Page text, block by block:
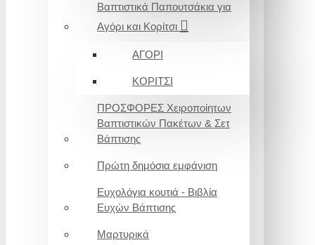
Βαπτιστικά Παπουτσάκια για
Αγόρι και Κορίτσι
ΑΓΟΡΙ
ΚΟΡΙΤΣΙ
ΠΡΟΣΦΟΡΕΣ Χειροποίητων
Βαπτιστικών Πακέτων & Σετ
Βάπτισης
Πρώτη δημόσια εμφάνιση
Ευχολόγια κουτιά - Βιβλία
Ευχών Βάπτισης
Μαρτυρικά